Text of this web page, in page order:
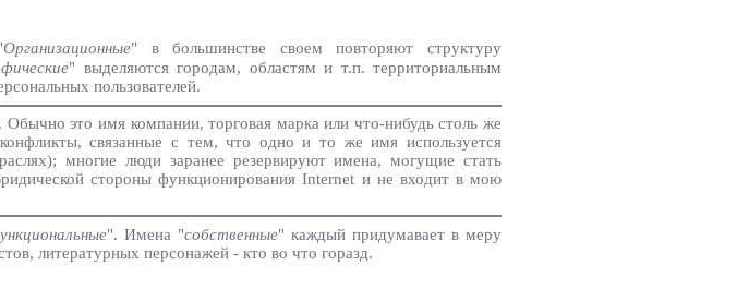
Организационные" в большинстве своем повторяют структуру
" выделяются городам, областям и т.п. территориальным
пользователей.
это имя компании, торговая марка или что-нибудь столь же
связанные с тем, что одно и то же имя используется
многие люди заранее резервируют имена, могущие стать
стороны функционирования Internet и не входит в мою
". Имена "собственные" каждый придумавает в меру
литературных персонажей - кто во что горазд.